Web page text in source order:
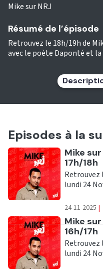
Mike sur NRJ
Résumé de l’épisode
Retrouvez le 18h/19h de
avec le poète Daponté et
Episodes à la
Ecouter
Mike
17h/18h
Retrouvez
lundi 24
24-11-2025 |
Ecouter
Mike
16h/17h
Retrouvez
lundi 24